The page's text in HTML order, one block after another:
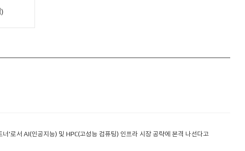
로서 AI(인공지능) 및 HPC(고성능 컴퓨팅) 인프라 시장 공략에 본격 나선다고